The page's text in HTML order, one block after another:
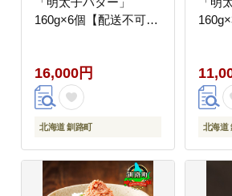
160g×6個【配送不可地
16,000円
北海道 釧路町 北海道